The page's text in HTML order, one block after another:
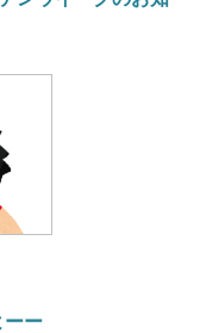
ーー